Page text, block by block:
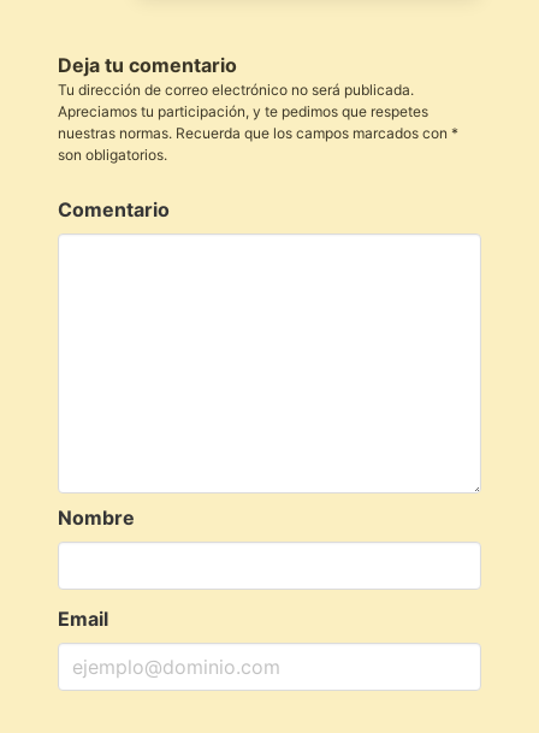
Deja tu comentario
Tu dirección de correo electrónico no será publicada.
Apreciamos tu participación, y te pedimos que respetes
nuestras normas. Recuerda que los campos marcados con *
son obligatorios.
Comentario
Nombre
Email